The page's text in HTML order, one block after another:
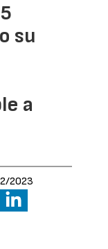
su
a
2023